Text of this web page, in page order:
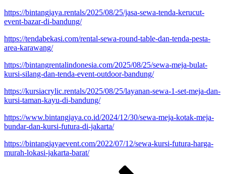
https://bintangjaya.rentals/2025/08/25/jasa-sewa-tenda-kerucut-
event-bazar-di-bandung/
https://tendabekasi.com/rental-sewa-round-table-dan-tenda-pesta-
area-karawang/
https://bintangrentalindonesia.com/2025/08/25/sewa-meja-bulat-
kursi-silang-dan-tenda-event-outdoor-bandung/
https://kursiacrylic.rentals/2025/08/25/layanan-sewa-1-set-meja-dan-
kursi-taman-kayu-di-bandung/
https://www.bintangjaya.co.id/2024/12/30/sewa-meja-kotak-meja-
bundar-dan-kursi-futura-di-jakarta/
https://bintangjayaevent.com/2022/07/12/sewa-kursi-futura-harga-
murah-lokasi-jakarta-barat/